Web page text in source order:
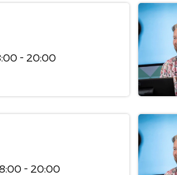
- 20:00
- 20:00